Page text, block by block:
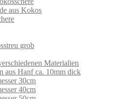
aus Kokos
grob
Materialien
aus Hanf ca. 10mm dick
30cm
40cm